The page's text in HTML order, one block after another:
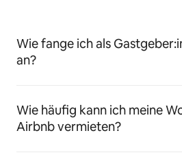
Wie fange ich als
an?
Wie häufig kann ich meine
Airbnb vermieten?